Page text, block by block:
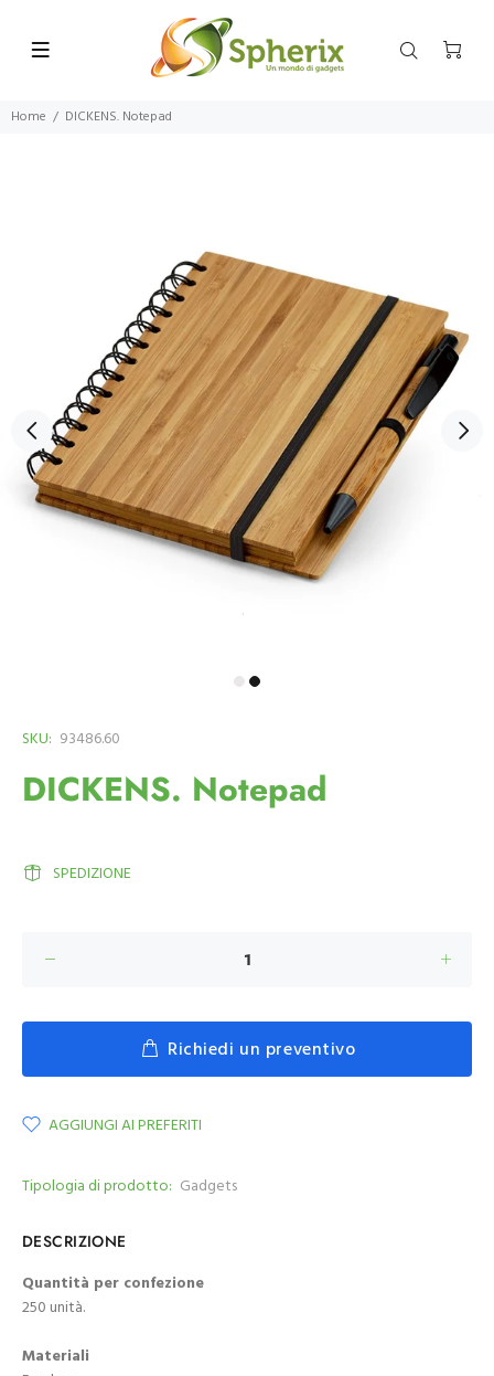
Home DICKENS. Notepad
SKU: 93486.60
DICKENS. Notepad
SPEDIZIONE
Richiedi un preventivo
AGGIUNGI AI PREFERITI
Tipologia di prodotto: Gadgets
DESCRIZIONE
Quantità per confezione
250 unità.
Materiali